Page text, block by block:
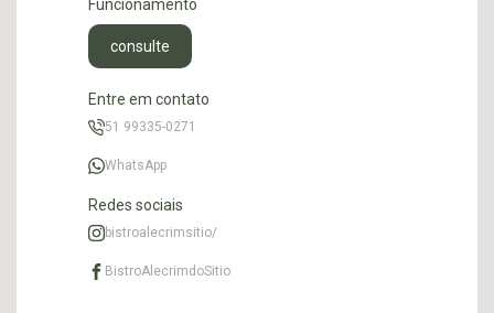
Funcionamento
consulte
Entre em contato
51 99335-0271
WhatsApp
Redes sociais
bistroalecrimsitio/
BistroAlecrimdoSitio